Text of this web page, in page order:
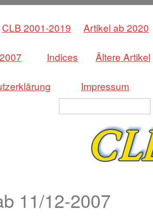
CLB 2001-2019 Artikel ab 2020
Indices Ältere Artikel
Impressum
11/12-2007